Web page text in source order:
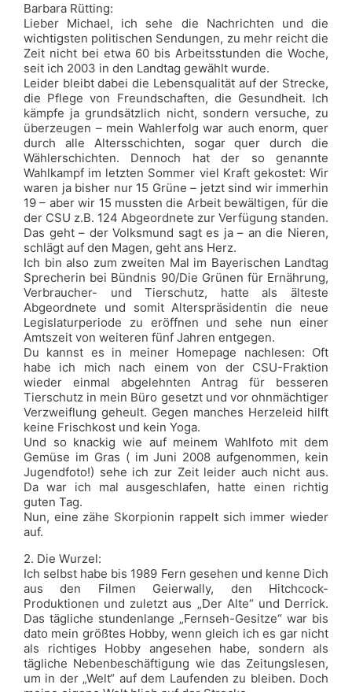
Barbara Rütting:
Lieber Michael, ich sehe die Nachrichten und die
wichtigsten politischen Sendungen, zu mehr reicht die
Zeit nicht bei etwa 60 bis Arbeitsstunden die Woche,
seit ich 2003 in den Landtag gewählt wurde.
Leider bleibt dabei die Lebensqualität auf der Strecke,
die Pflege von Freundschaften, die Gesundheit. Ich
kämpfe ja grundsätzlich nicht, sondern versuche, zu
überzeugen – mein Wahlerfolg war auch enorm, quer
durch alle Altersschichten, sogar quer durch die
Wählerschichten. Dennoch hat der so genannte
Wahlkampf im letzten Sommer viel Kraft gekostet: Wir
waren ja bisher nur 15 Grüne – jetzt sind wir immerhin
19 – aber wir 15 mussten die Arbeit bewältigen, für die
der CSU z.B. 124 Abgeordnete zur Verfügung standen.
Das geht – der Volksmund sagt es ja – an die Nieren,
schlägt auf den Magen, geht ans Herz.
Ich bin also zum zweiten Mal im Bayerischen Landtag
Sprecherin bei Bündnis 90/Die Grünen für Ernährung,
Verbraucher- und Tierschutz, hatte als älteste
Abgeordnete und somit Alterspräsidentin die neue
Legislaturperiode zu eröffnen und sehe nun einer
Amtszeit von weiteren fünf Jahren entgegen.
Du kannst es in meiner Homepage nachlesen: Oft
habe ich mich nach einem von der CSU-Fraktion
wieder einmal abgelehnten Antrag für besseren
Tierschutz in mein Büro gesetzt und vor ohnmächtiger
Verzweiflung geheult. Gegen manches Herzeleid hilft
keine Frischkost und kein Yoga.
Und so knackig wie auf meinem Wahlfoto mit dem
Gemüse im Gras ( im Juni 2008 aufgenommen, kein
Jugendfoto!) sehe ich zur Zeit leider auch nicht aus.
Da war ich mal ausgeschlafen, hatte einen richtig
guten Tag.
Nun, eine zähe Skorpionin rappelt sich immer wieder
auf.
2. Die Wurzel:
Ich selbst habe bis 1989 Fern gesehen und kenne Dich
aus den Filmen Geierwally, den Hitchcock-
Produktionen und zuletzt aus „Der Alte“ und Derrick.
Das tägliche stundenlange „Fernseh-Gesitze“ war bis
dato mein größtes Hobby, wenn gleich ich es gar nicht
als richtiges Hobby angesehen habe, sondern als
tägliche Nebenbeschäftigung wie das Zeitungslesen,
um in der „Welt“ auf dem Laufenden zu bleiben. Doch